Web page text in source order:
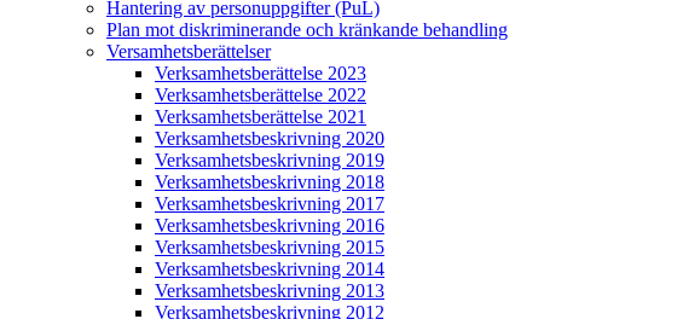
Hantering av personuppgifter (PuL)
Plan mot diskriminerande och kränkande behandling
Versamhetsberättelser
Verksamhetsberättelse 2023
Verksamhetsberättelse 2022
Verksamhetsberättelse 2021
Verksamhetsbeskrivning 2020
Verksamhetsbeskrivning 2019
Verksamhetsbeskrivning 2018
Verksamhetsbeskrivning 2017
Verksamhetsbeskrivning 2016
Verksamhetsbeskrivning 2015
Verksamhetsbeskrivning 2014
Verksamhetsbeskrivning 2013
Verksamhetsbeskrivning 2012